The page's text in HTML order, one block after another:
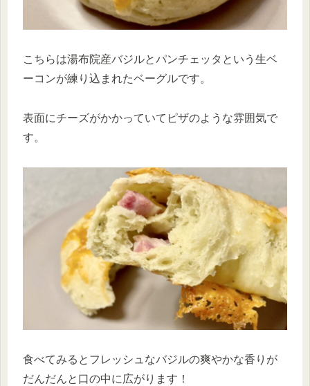
こちらは湯布院産バジルとパンチェッタという生ベ
ーコンが練り込まれたベーグルです。
表面にチーズがかかっていてピザのような雰囲気で
す。
食べてみるとフレッシュなバジルの爽やかな香りが
だんだんと口の中に広がります！